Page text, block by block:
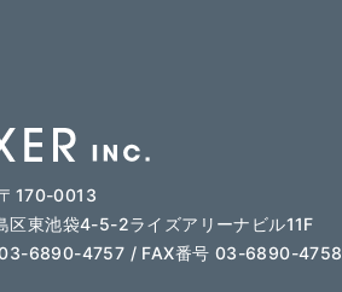
170-0013
区東池袋4-5-2ライズアリーナビル11F
03-6890-4757 / FAX番号 03-6890-4758